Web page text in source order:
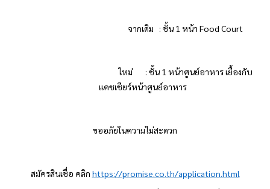
จากเดิม : ชั้น 1 หน้า Food Court
ใหม่ : ชั้น 1 หน้าศูนย์อาหาร เยื้องกับ
แคชเชียร์หน้าศูนย์อาหาร
ขออภัยในความไม่สะดวก
สมัครสินเชื่อ คลิก https://promise.co.th/application.html